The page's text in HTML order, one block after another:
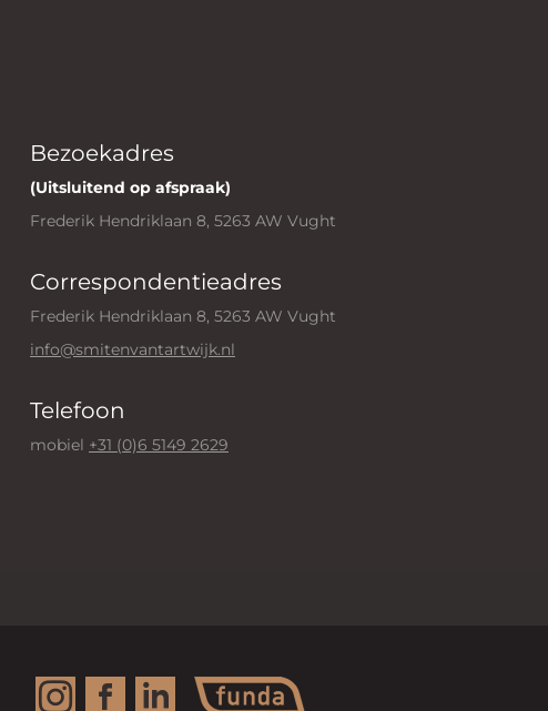
Bezoekadres
(Uitsluitend op afspraak)
Frederik Hendriklaan 8, 5263 AW Vught
Correspondentieadres
Frederik Hendriklaan 8, 5263 AW Vught
info@smitenvantartwijk.nl
Telefoon
mobiel +31 (0)6 5149 2629